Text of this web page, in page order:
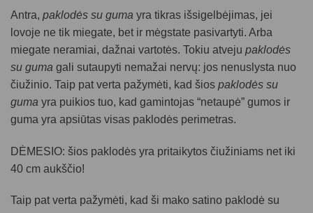
Antra, paklodės su guma yra tikras išsigelbėjimas, jei
lovoje ne tik miegate, bet ir mėgstate pasivartyti. Arba
miegate neramiai, dažnai vartotės. Tokiu atveju paklodės
su guma gali sutaupyti nemažai nervų: jos nenuslysta nuo
čiužinio. Taip pat verta pažymėti, kad šios paklodės su
guma yra puikios tuo, kad gamintojas “netaupė” gumos ir
guma yra apsiūtas visas paklodės perimetras.
DĖMESIO: šios paklodės yra pritaikytos čiužiniams net iki
40 cm aukščio!
Taip pat verta pažymėti, kad ši mako satino paklodė su